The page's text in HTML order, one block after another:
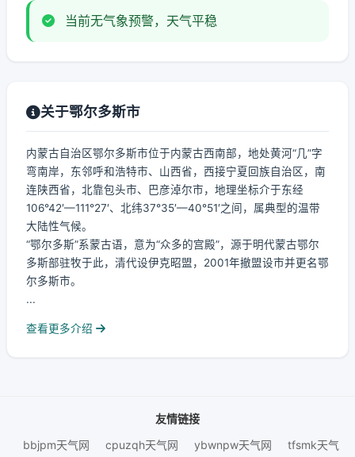
当前无气象预警，天气平稳
关于鄂尔多斯市
内蒙古自治区鄂尔多斯市位于内蒙古西南部，地处黄河“几”字
弯南岸，东邻呼和浩特市、山西省，西接宁夏回族自治区，南
连陕西省，北靠包头市、巴彦淖尔市，地理坐标介于东经
106°42′—111°27′、北纬37°35′—40°51′之间，属典型的温带
大陆性气候。
“鄂尔多斯”系蒙古语，意为“众多的宫殿”，源于明代蒙古鄂尔
多斯部驻牧于此，清代设伊克昭盟，2001年撤盟设市并更名鄂
尔多斯市。
...
查看更多介绍
友情链接
bbjpm天气网
cpuzqh天气网 ybwnpw天气网 tfsmk天气